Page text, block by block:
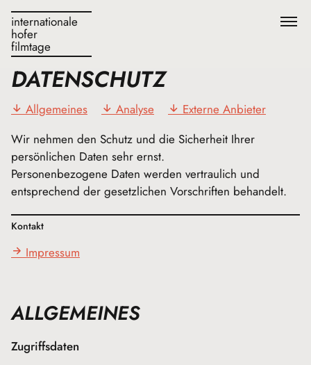
internationale
hofer
filmtage
DATENSCHUTZ
Allgemeines Analyse
Externe Anbieter
Wir nehmen den Schutz und die Sicherheit Ihrer
persönlichen Daten sehr ernst.
Personenbezogene Daten werden vertraulich und
entsprechend der gesetzlichen Vorschriften behandelt.
Kontakt
Impressum
ALLGEMEINES
Zugriffsdaten